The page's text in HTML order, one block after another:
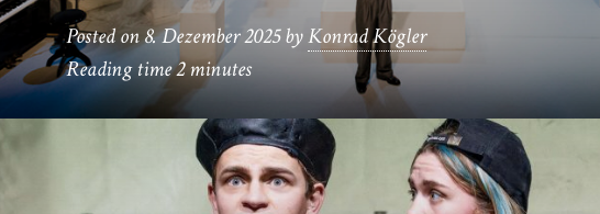
Posted on8. Dezember 2025byKonrad Kögler
Reading time2 minutes